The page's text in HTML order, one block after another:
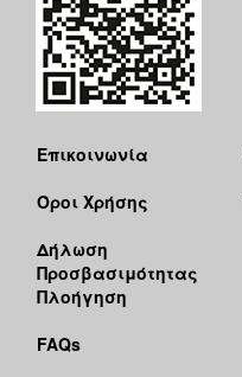
Επικοινωνία
Όροι Χρήσης
Δήλωση
Προσβασιμότητας
Πλοήγηση
FAQs